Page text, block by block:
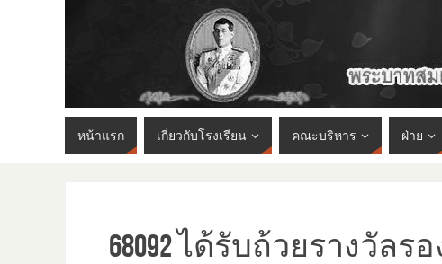
หน้าแรก เกี่ยวกับโรงเรียน คณะบริหาร ฝ่าย
68092 ได้รับถ้วยรางวัลร